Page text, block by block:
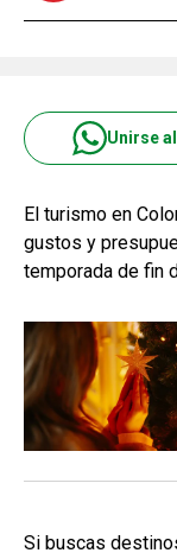
Unirse
El turismo en
gustos y
temporada de fin
Si buscas